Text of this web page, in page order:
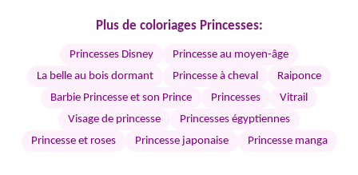
Plus de coloriages Princesses:
Princesses Disney
Princesse au moyen-âge
La belle au bois dormant
Princesse à cheval
Raiponce
Barbie Princesse et son Prince
Princesses
Vitrail
Visage de princesse
Princesses égyptiennes
Princesse et roses
Princesse japonaise Princesse manga